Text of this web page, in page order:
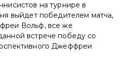
на турнире в
выйдет победителем матча,
Вольф, все же
встрече победу со
Джеффреи